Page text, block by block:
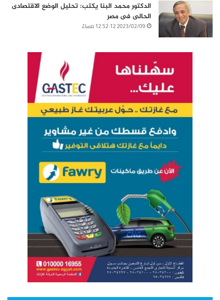
الدكتور محمد البنا يكتب: تحليل الوضع الاقتصادى
الحالى فى مصر
2023/02/09 12:52:12 مساءً